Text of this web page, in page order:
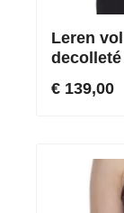
Leren
€ 139,00